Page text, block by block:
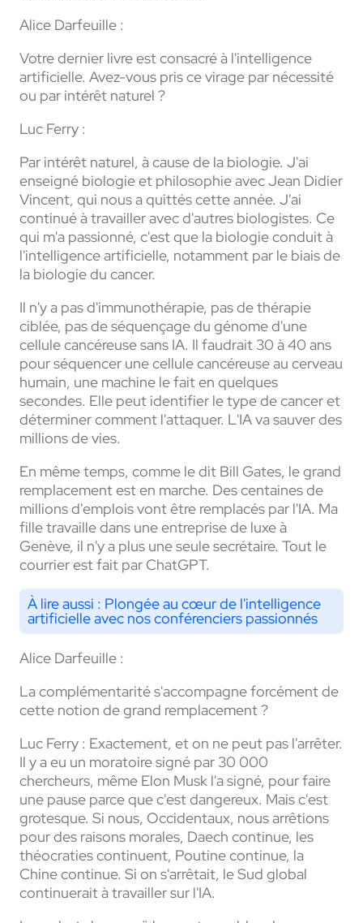
Alice Darfeuille :
Votre dernier livre est consacré à l'intelligence
artificielle. Avez-vous pris ce virage par nécessité
ou par intérêt naturel ?
Luc Ferry :
Par intérêt naturel, à cause de la biologie. J'ai
enseigné biologie et philosophie avec Jean Didier
Vincent, qui nous a quittés cette année. J'ai
continué à travailler avec d'autres biologistes. Ce
qui m'a passionné, c'est que la biologie conduit à
l'intelligence artificielle, notamment par le biais de
la biologie du cancer.
Il n'y a pas d'immunothérapie, pas de thérapie
ciblée, pas de séquençage du génome d'une
cellule cancéreuse sans IA. Il faudrait 30 à 40 ans
pour séquencer une cellule cancéreuse au cerveau
humain, une machine le fait en quelques
secondes. Elle peut identifier le type de cancer et
déterminer comment l'attaquer. L'IA va sauver des
millions de vies.
En même temps, comme le dit Bill Gates, le grand
remplacement est en marche. Des centaines de
millions d'emplois vont être remplacés par l'IA. Ma
fille travaille dans une entreprise de luxe à
Genève, il n'y a plus une seule secrétaire. Tout le
courrier est fait par ChatGPT.
À lire aussi : Plongée au cœur de l'intelligence
artificielle avec nos conférenciers passionnés
Alice Darfeuille :
La complémentarité s'accompagne forcément de
cette notion de grand remplacement ?
Luc Ferry : Exactement, et on ne peut pas l'arrêter.
Il y a eu un moratoire signé par 30 000
chercheurs, même Elon Musk l'a signé, pour faire
une pause parce que c'est dangereux. Mais c'est
grotesque. Si nous, Occidentaux, nous arrêtions
pour des raisons morales, Daech continue, les
théocraties continuent, Poutine continue, la
Chine continue. Si on s'arrêtait, le Sud global
continuerait à travailler sur l'IA.